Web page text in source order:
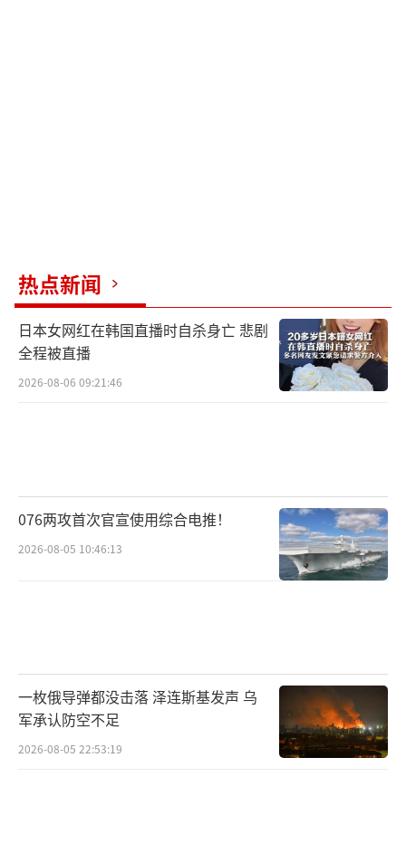
来，都是本国的内政，日本无权干涉。这场阅
兵不仅是军事展示，更是对历史的铭记和和平
的宣示。
九三阅兵倒计时7天 多国领导确认访华。（责任编
热点新闻
日本女网红在韩国直播时自杀身亡 悲剧
全程被直播
2026-08-06 09:21:46
076两攻首次官宣使用综合电推！
2026-08-05 10:46:13
一枚俄导弹都没击落 泽连斯基发声 乌
军承认防空不足
2026-08-05 22:53:19